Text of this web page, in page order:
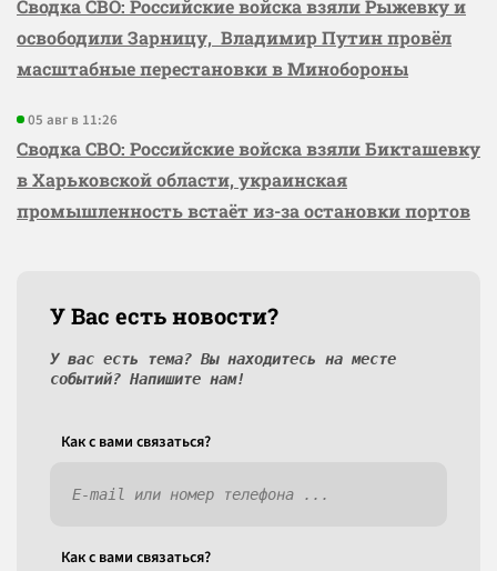
Сводка СВО: Российские войска взяли Рыжевку и
освободили Зарницу, Владимир Путин провёл
масштабные перестановки в Минобороны
05 авг в 11:26
Сводка СВО: Российские войска взяли Бикташевку
в Харьковской области, украинская
промышленность встаёт из-за остановки портов
У Вас есть новости?
У вас есть тема? Вы находитесь на месте
событий? Напишите нам!
Как c вами связаться?
Как c вами связаться?